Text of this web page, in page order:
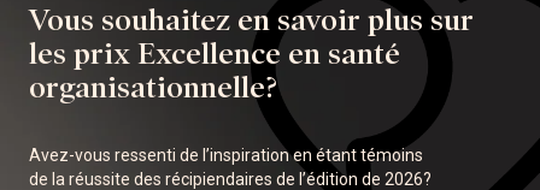
Vous souhaitez en savoir plus sur
les prix Excellence en santé
organisationnelle?
Avez-vous ressenti de l’inspiration en étant témoins
de la réussite des récipiendaires de l’édition de 2026?